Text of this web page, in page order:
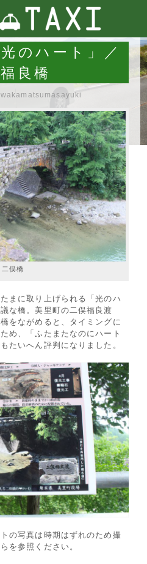
のハート」／
良橋
wakamatsumasayuki
二俣橋
まに取り上げられる「光のハ
な橋。美里町の二俣福良渡
をながめると、タイミングに
め、「ふたまたなのにハート
たいへん評判になりました。
の写真は時期はずれのため撮
を参照ください。